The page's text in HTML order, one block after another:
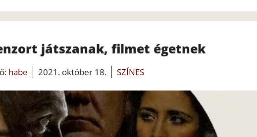
játszanak, filmet égetnek
habe 2021. október 18. SZÍNES